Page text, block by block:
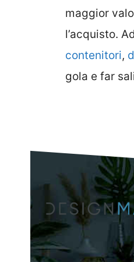
maggior
l’acquisto.
contenitori,
gola e far